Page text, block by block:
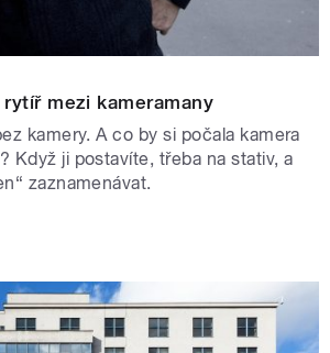
mezi kameramany
kamery. A co by si počala kamera
Když ji postavíte, třeba na stativ, a
zaznamenávat.